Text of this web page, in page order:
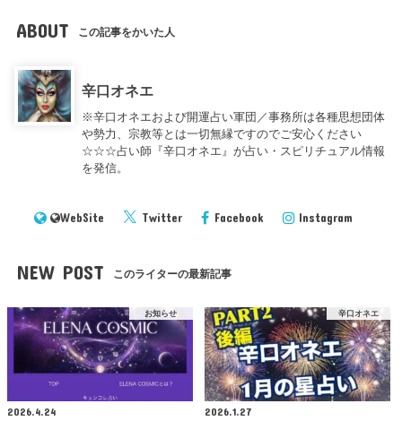
ABOUT この記事をかいた人
辛口オネエ
※辛口オネエおよび開運占い軍団／事務所は各種思想団体
や勢力、宗教等とは一切無縁ですのでご安心ください
☆☆☆占い師『辛口オネエ』が占い・スピリチュアル情報
を発信。
WebSite Twitter Facebook Instagram
NEW POST このライターの最新記事
お知らせ
2026.4.24
辛口オネエ
2026.1.27